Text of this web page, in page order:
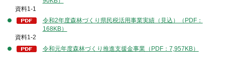
資料1-1
令和2年度森林づくり県民税活用事業実績（見込）（PDF：
168KB）
資料1-2
令和元年度森林づくり推進支援金事業（PDF：7,957KB）